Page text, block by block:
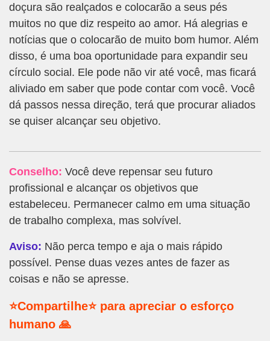
doçura são realçados e colocarão a seus pés
muitos no que diz respeito ao amor. Há alegrias e
notícias que o colocarão de muito bom humor. Além
disso, é uma boa oportunidade para expandir seu
círculo social. Ele pode não vir até você, mas ficará
aliviado em saber que pode contar com você. Você
dá passos nessa direção, terá que procurar aliados
se quiser alcançar seu objetivo.
Conselho: Você deve repensar seu futuro
profissional e alcançar os objetivos que
estabeleceu. Permanecer calmo em uma situação
de trabalho complexa, mas solvível.
Aviso: Não perca tempo e aja o mais rápido
possível. Pense duas vezes antes de fazer as
coisas e não se apresse.
⭐Compartilhe⭐ para apreciar o esforço
humano 🙏